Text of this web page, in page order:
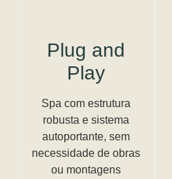
Plug and
Play
Spa com estrutura
robusta e sistema
autoportante, sem
necessidade de obras
ou montagens